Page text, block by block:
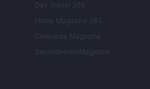
Day Travel 365
Home Magazine 365
Cineverse Magazine
SecondHomeMagazine